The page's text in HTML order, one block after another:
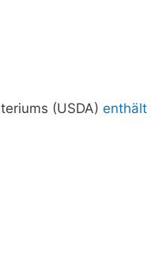
(USDA)enthält